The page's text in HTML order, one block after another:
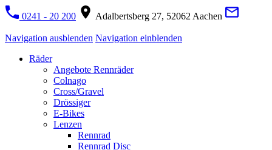
0241 - 20 200 Adalbertsberg 27, 52062 Aachen
Navigation ausblenden Navigation einblenden
Räder
Angebote Rennräder
Colnago
Cross/Gravel
Drössiger
E-Bikes
Lenzen
Rennrad
Rennrad Disc